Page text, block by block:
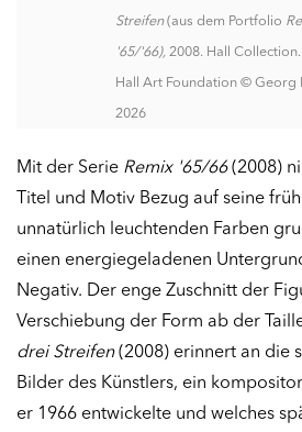
Streifen(aus dem Portfolio
'65/'66),2008. Hall
Hall Art Foundation © Georg
2026
Mit der Serie Remix '65/66(2008)
Titel und Motiv Bezug auf seine
unnatürlich leuchtenden Farben
einen energiegeladenen
Negativ. Der enge Zuschnitt der
Verschiebung der Form ab der
drei Streifen(2008) erinnert an die
Bilder des Künstlers, ein
er 1966 entwickelte und welches